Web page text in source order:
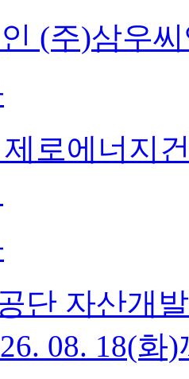
(주)삼우
제로에너지
단 자산개
08. 18(화